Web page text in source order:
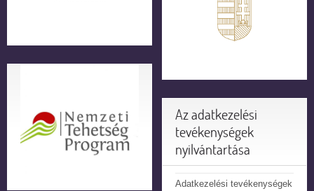
Az adatkezelési
tevékenységek
nyilvántartása
Adatkezelési tevékenységek